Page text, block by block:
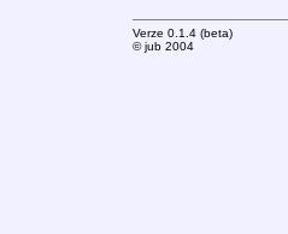
Verze 0.1.4 (beta)
© jub 2004